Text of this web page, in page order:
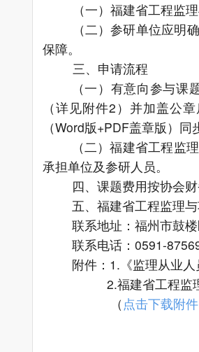
（一）福建省工程监
（二）参研单位应明
保障。
三、申请流程
（一）有意向参与
（详见附件2）并加盖公
（Word版+PDF盖章版）同
（二）福建省工程监
承担单位及参研人员。
四、课题费用按协会
五、福建省工程监理
联系地址：福州市鼓
联系电话： 0591-
附件： 1.《监理从业人
2.福建省工程监理
（ 点击下载附件